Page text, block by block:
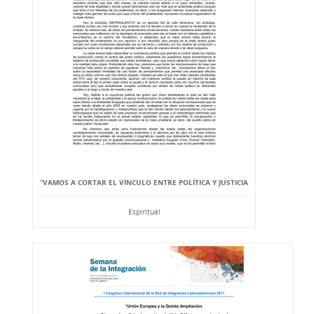
“VAMOS A CORTAR EL VÍNCULO ENTRE POLÍTICA Y JUSTICIA
Espiritual